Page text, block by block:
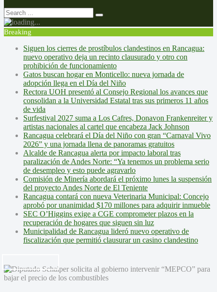
Breaking
Siguen los cierres de prostíbulos clandestinos en Rancagua:
nuevo operativo deja un recinto clausurado y otro con
prohibición de funcionamiento
Gatos buscan hogar en Monticello: nueva jornada de
adopción llega en el Día del Niño
Rectora UOH presentó al Consejo Regional los avances que
consolidan a la Universidad Estatal tras sus primeros 11 años
de vida
Surfestival 2027 suma a Los Cafres, Donavon Frankenreiter y
artistas nacionales al cartel que encabeza Jack Johnson
Rancagua celebrará el Día del Niño con gran “Carnaval Vivo
2026” y una jornada llena de panoramas gratuitos
Alcalde de Rancagua alerta por impacto laboral tras
paralización de Andes Norte: “Ya tenemos un problema serio
de desempleo y esto puede agravarlo
Comisión de Minería abordará el próximo lunes la suspensión
del proyecto Andes Norte de El Teniente
Rancagua contará con nueva Veterinaria Municipal: Concejo
aprobó por unanimidad $170 millones para adquirir inmueble
SEC O’Higgins exige a CGE comprometer plazos en la
recuperación de hogares que siguen sin luz
Municipalidad de Rancagua lideró nuevo operativo de
fiscalización que permitió clausurar un casino clandestino